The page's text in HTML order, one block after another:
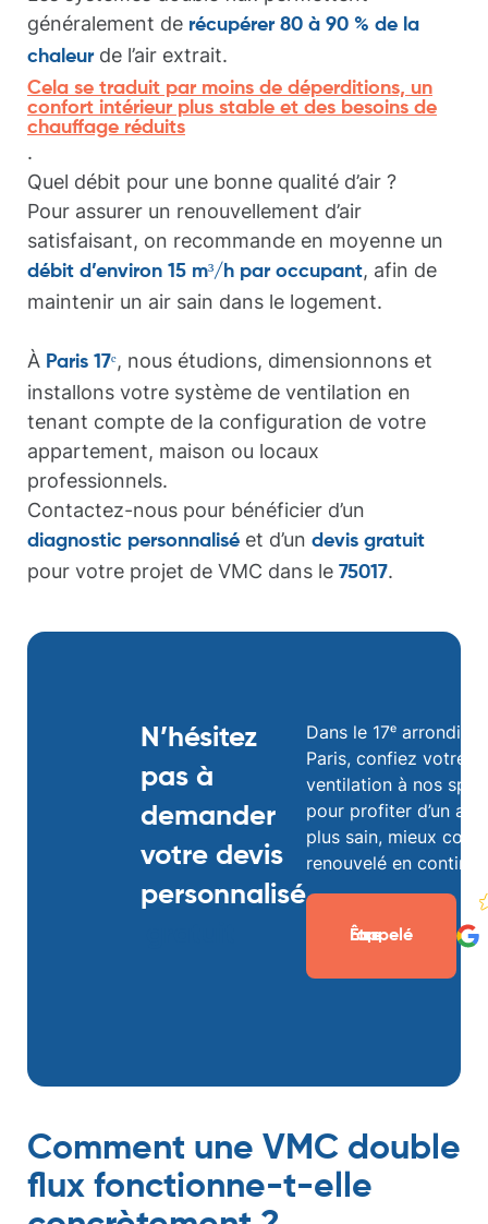
généralement de récupérer 80 à 90 % de la
chaleurde l’air extrait.
Cela se traduit par moins de déperditions, un
confort intérieur plus stable et des besoins de
chauffage réduits
.
Quel débit pour une bonne qualité d’air ?
Pour assurer un renouvellement d’air
satisfaisant, on recommande en moyenne un
débit d’environ 15 m³/h par occupant, afin de
maintenir un air sain dans le logement.
À Paris 17ᵉ, nous étudions, dimensionnons et
installons votre système de ventilation en
tenant compte de la configuration de votre
appartement, maison ou locaux
professionnels.
Contactez-nous pour bénéficier d’un
diagnostic personnalisé et d’un devis gratuit
pour votre projet de VMC dans le 75017.
N’hésitez
pas à
demander
votre devis
personnalisé
Dans le 17ᵉ
Paris, confiez votre
ventilation à nos
pour profiter d’un air
plus sain, mieux
renouvelé en continu.
Être rappelé
Comment une VMC double
flux fonctionne-t-elle